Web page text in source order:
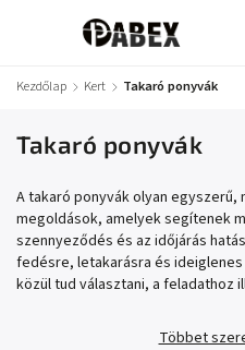
Kezdőlap / Kert / Takaró ponyvák
Takaró ponyvák
A takaró ponyvák olyan
megoldások, amelyek segítenek
szennyeződés és az időjárás
fedésre, letakarásra és
közül tud választani, a feladathoz
Többet